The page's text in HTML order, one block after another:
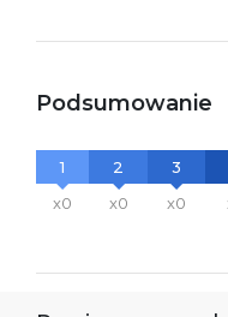
Podsumowanie
1
x0
2
x0
3
x0